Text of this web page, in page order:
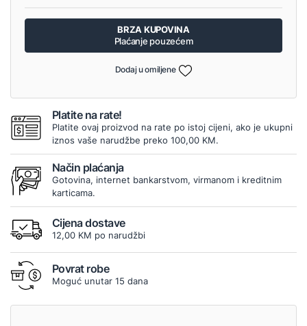
BRZA KUPOVINA
Plaćanje pouzećem
Dodaj u omiljene
Platite na rate!
Platite ovaj proizvod na rate po istoj cijeni, ako je ukupni
iznos vaše narudžbe preko 100,00 KM.
Način plaćanja
Gotovina, internet bankarstvom, virmanom i kreditnim
karticama.
Cijena dostave
12,00 KM po narudžbi
Povrat robe
Moguć unutar 15 dana